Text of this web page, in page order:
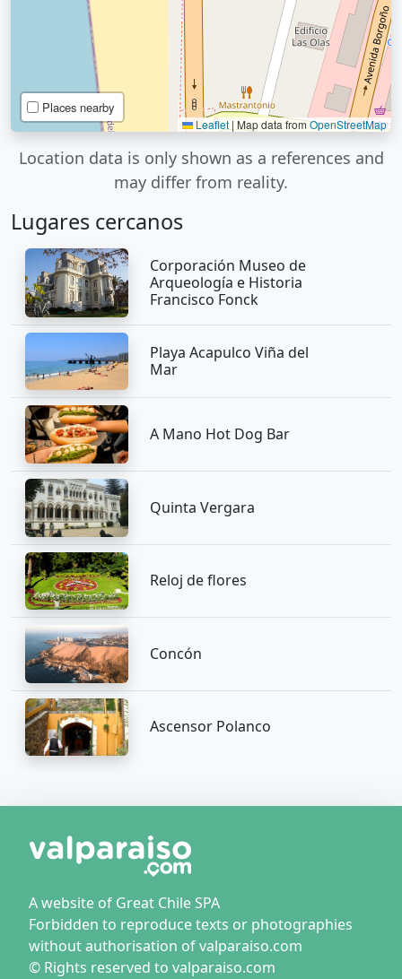
Places nearby
Leaflet | Map data fromOpenStreetMap
Location data is only shown as a references and
may differ from reality.
Lugares cercanos
Corporación Museo de
Arqueología e Historia
Francisco Fonck
Playa Acapulco Viña del
Mar
A Mano Hot Dog Bar
Quinta Vergara
Reloj de flores
Concón
Ascensor Polanco
A website of Great Chile SPA
Forbidden to reproduce texts or photographies
without authorisation of valparaiso.com
© Rights reserved to valparaiso.com